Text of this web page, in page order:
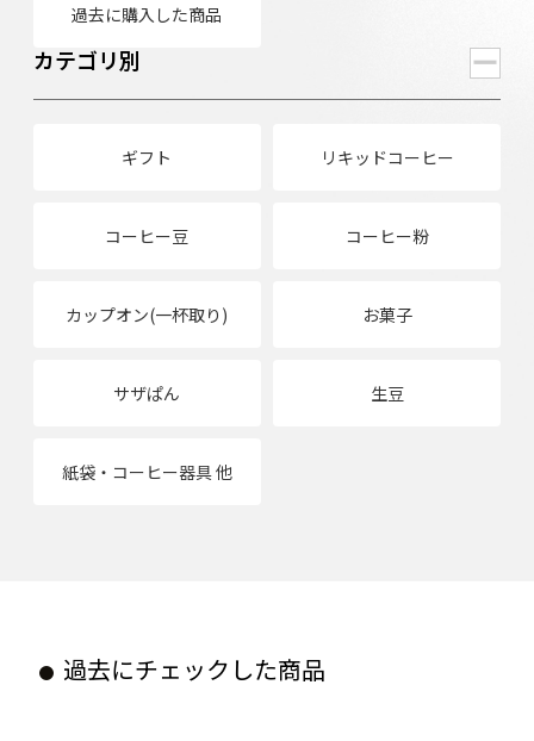
過去に購入した商品
カテゴリ別
ギフト リキッドコーヒー
コーヒー豆 コーヒー粉
カップオン(一杯取り) お菓子
サザぱん 生豆
紙袋・コーヒー器具 他
過去にチェックした商品